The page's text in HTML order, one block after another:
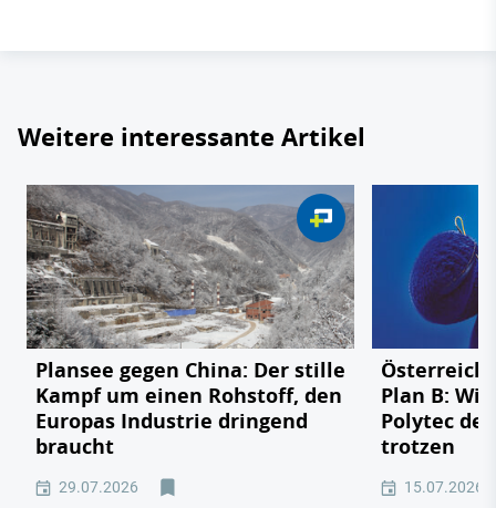
Weitere interessante Artikel
Plansee gegen China: Der stille
Kampf um einen Rohstoff, den
Europas Industrie dringend
braucht
29.07.2026
Plan B:
Polytec
trotzen
15.07.2026